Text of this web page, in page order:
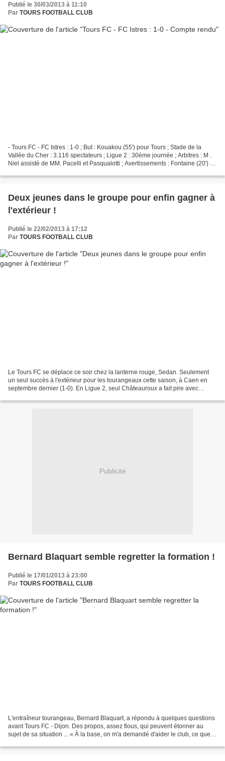
Publié le 30/03/2013 à 11:10
Par TOURS FOOTBALL CLUB
- Tours FC - FC Istres : 1-0 ; But : Kouakou (55') pour Tours ; Stade de la
Vallée du Cher : 3.116 spectateurs ; Ligue 2 : 30ème journée ; Arbitres : M .
Niel assisté de MM. Pacelli et Pasqualotti ; Avertissements : Fontaine (20') à
Deux jeunes dans le groupe pour enfin gagner à
l'extérieur !
Publié le 22/02/2013 à 17:12
Par TOURS FOOTBALL CLUB
Le Tours FC se déplace ce soir chez la lanterne rouge, Sedan. Seulement
un seul succès à l'extérieur pour les tourangeaux cette saison, à Caen en
septembre dernier (1-0). En Ligue 2, seul Châteauroux a fait pire avec
Publicité
Bernard Blaquart semble regretter la formation !
Publié le 17/01/2013 à 23:00
Par TOURS FOOTBALL CLUB
L'entraîneur tourangeau, Bernard Blaquart, a répondu à quelques questions
avant Tours FC - Dijon. Des propos, assez flous, qui peuvent étonner au
sujet de sa situation ... « À la base, on m'a demandé d'aider le club, ce que